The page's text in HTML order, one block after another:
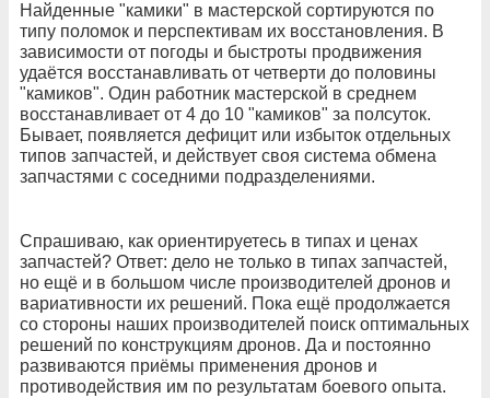
Найденные "камики" в мастерской сортируются по
типу поломок и перспективам их восстановления. В
зависимости от погоды и быстроты продвижения
удаётся восстанавливать от четверти до половины
"камиков". Один работник мастерской в среднем
восстанавливает от 4 до 10 "камиков" за полсуток.
Бывает, появляется дефицит или избыток отдельных
типов запчастей, и действует своя система обмена
запчастями с соседними подразделениями.
Спрашиваю, как ориентируетесь в типах и ценах
запчастей? Ответ: дело не только в типах запчастей,
но ещё и в большом числе производителей дронов и
вариативности их решений. Пока ещё продолжается
со стороны наших производителей поиск оптимальных
решений по конструкциям дронов. Да и постоянно
развиваются приёмы применения дронов и
противодействия им по результатам боевого опыта.